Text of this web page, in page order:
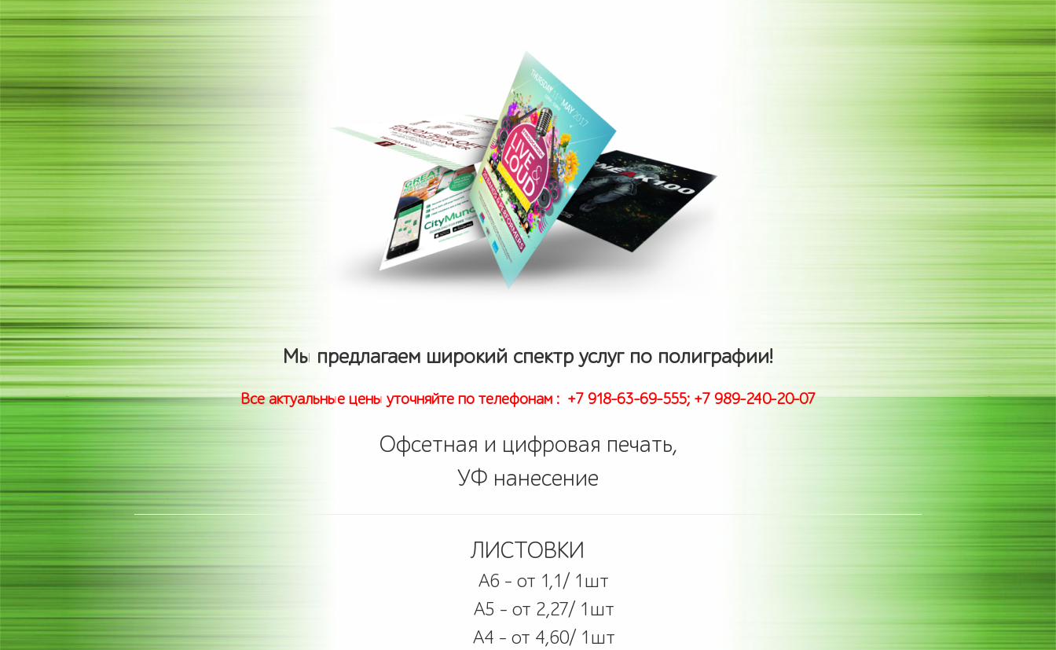
Мы предлагаем широкий спектр услуг по полиграфии!
Все актуальные цены уточняйте по телефонам : +7 918-63-69-555; +7 989-240-20-07
Офсетная и цифровая печать,
УФ нанесение
ЛИСТОВКИ
А6 - от 1,1/ 1шт
А5 - от 2,27/ 1шт
А4 - от 4,60/ 1шт